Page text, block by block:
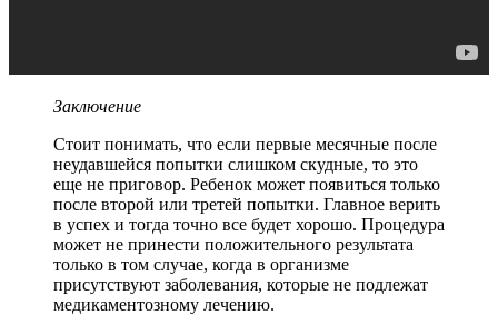
Заключение
Стоит понимать, что если первые месячные после
неудавшейся попытки слишком скудные, то это
еще не приговор. Ребенок может появиться только
после второй или третей попытки. Главное верить
в успех и тогда точно все будет хорошо. Процедура
может не принести положительного результата
только в том случае, когда в организме
присутствуют заболевания, которые не подлежат
медикаментозному лечению.